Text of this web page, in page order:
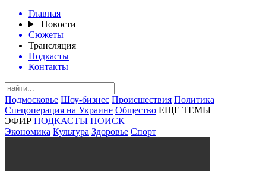
Главная
Новости
Сюжеты
Трансляция
Подкасты
Контакты
Подмосковье Шоу-бизнес Происшествия Политика
Спецоперация на Украине Общество ЕЩЕ ТЕМЫ
ЭФИР ПОДКАСТЫ ПОИСК
Экономика Культура Здоровье Спорт